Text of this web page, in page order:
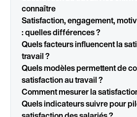
connaître
Satisfaction, engagement,
: quelles différences ?
Quels facteurs influencent la
travail ?
Quels modèles permettent de
satisfaction au travail ?
Comment mesurer la
Quels indicateurs suivre pour